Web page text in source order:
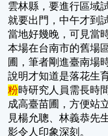
雲林縣，要進行區域
就要出門，中午才到
當地好幾晚，可見當
本場在台南市的舊場
圃，筆者剛進臺南場
說明才知道是落花生
粉時研究人員需長時
成高臺苗圃，方便站
見楊允聰、林義恭先
影令人印象深刻。